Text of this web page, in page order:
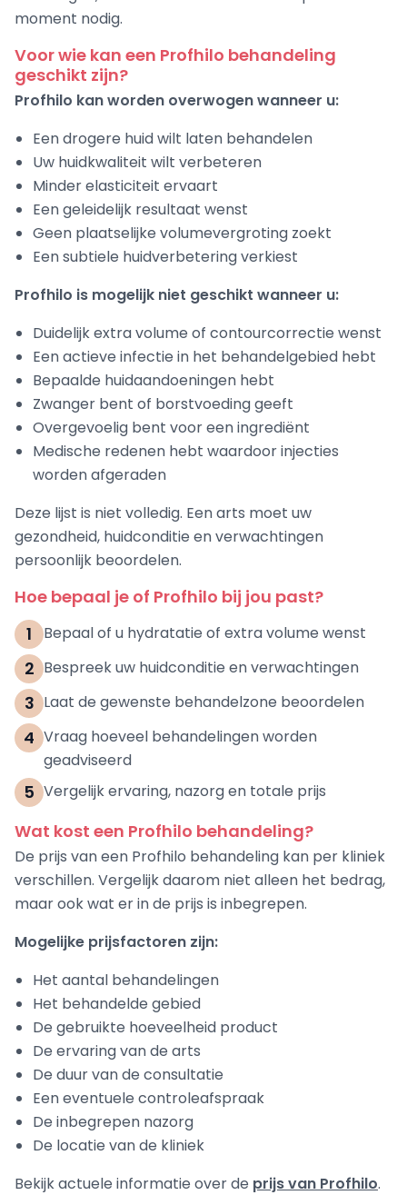
moment nodig.
Voor wie kan een Profhilo behandeling
geschikt zijn?
Profhilo kan worden overwogen wanneer u:
Een drogere huid wilt laten behandelen
Uw huidkwaliteit wilt verbeteren
Minder elasticiteit ervaart
Een geleidelijk resultaat wenst
Geen plaatselijke volumevergroting zoekt
Een subtiele huidverbetering verkiest
Profhilo is mogelijk niet geschikt wanneer u:
Duidelijk extra volume of contourcorrectie wenst
Een actieve infectie in het behandelgebied hebt
Bepaalde huidaandoeningen hebt
Zwanger bent of borstvoeding geeft
Overgevoelig bent voor een ingrediënt
Medische redenen hebt waardoor injecties
worden afgeraden
Deze lijst is niet volledig. Een arts moet uw
gezondheid, huidconditie en verwachtingen
persoonlijk beoordelen.
Hoe bepaal je of Profhilo bij jou past?
1
Bepaal of u hydratatie of extra volume wenst
2 Bespreek uw huidconditie en verwachtingen
3 Laat de gewenste behandelzone beoordelen
4 Vraag hoeveel behandelingen worden
geadviseerd
5 Vergelijk ervaring, nazorg en totale prijs
Wat kost een Profhilo behandeling?
De prijs van een Profhilo behandeling kan per kliniek
verschillen. Vergelijk daarom niet alleen het bedrag,
maar ook wat er in de prijs is inbegrepen.
Mogelijke prijsfactoren zijn:
Het aantal behandelingen
Het behandelde gebied
De gebruikte hoeveelheid product
De ervaring van de arts
De duur van de consultatie
Een eventuele controleafspraak
De inbegrepen nazorg
De locatie van de kliniek
Bekijk actuele informatie over de prijs van Profhilo.